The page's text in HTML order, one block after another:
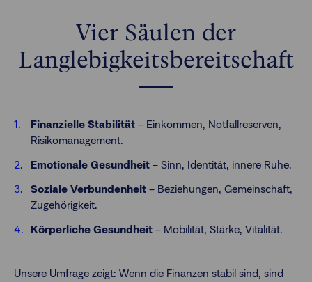
Vier Säulen der
Langlebigkeitsbereitschaft
Finanzielle Stabilität – Einkommen, Notfallreserven,
Risikomanagement.
Emotionale Gesundheit – Sinn, Identität, innere Ruhe.
Soziale Verbundenheit – Beziehungen, Gemeinschaft,
Zugehörigkeit.
Körperliche Gesundheit – Mobilität, Stärke, Vitalität.
Unsere Umfrage zeigt: Wenn die Finanzen stabil sind, sind